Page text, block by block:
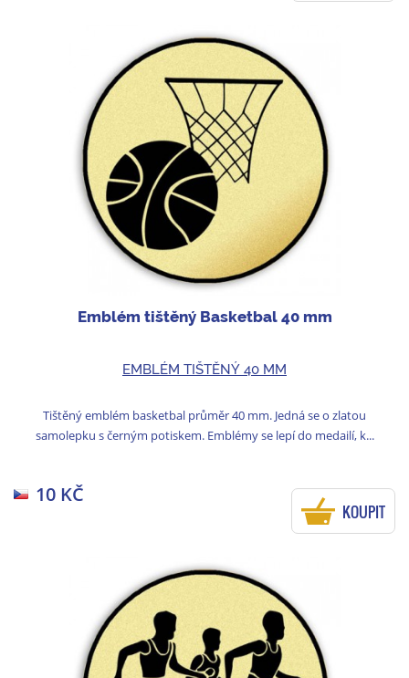
Emblém tištěný Basketbal 40 mm
EMBLÉM TIŠTĚNÝ 40 MM
Tištěný emblém basketbal průměr 40 mm. Jedná se o zlatou
samolepku s černým potiskem. Emblémy se lepí do medailí, k...
10 KČ
KOUPIT